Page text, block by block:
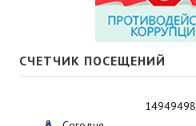
СЧЕТЧИК ПОСЕЩЕНИЙ
14949498